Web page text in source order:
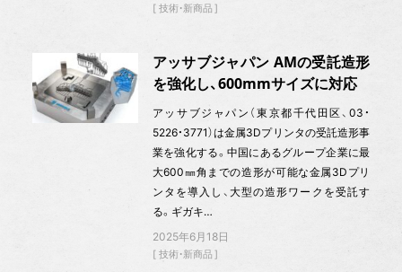
技術・新商品
アッサブジャパン AMの受託造形
を強化し、600mmサイズに対応
アッサブジャパン（東京都千代田区、03・
5226・3771）は金属3Dプリンタの受託造形事
業を強化する。中国にあるグループ企業に最
大600㎜角までの造形が可能な金属3Dプリ
ンタを導入し、大型の造形ワークを受託す
る。ギガキ…
2025年6月18日
技術・新商品